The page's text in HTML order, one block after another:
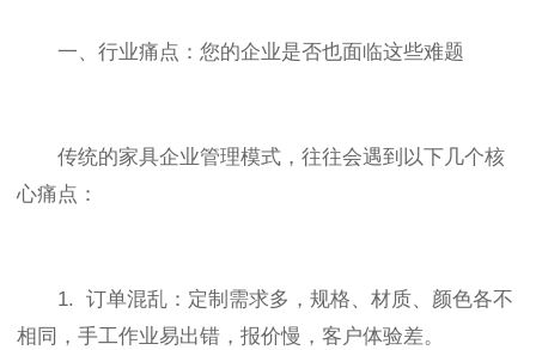
一、行业痛点：您的企业是否也面临这些难题
传统的家具企业管理模式，往往会遇到以下几个核
心痛点：
1. 订单混乱：定制需求多，规格、材质、颜色各不
相同，手工作业易出错，报价慢，客户体验差。